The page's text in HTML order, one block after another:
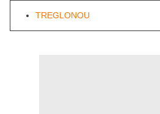
TREGLONOU